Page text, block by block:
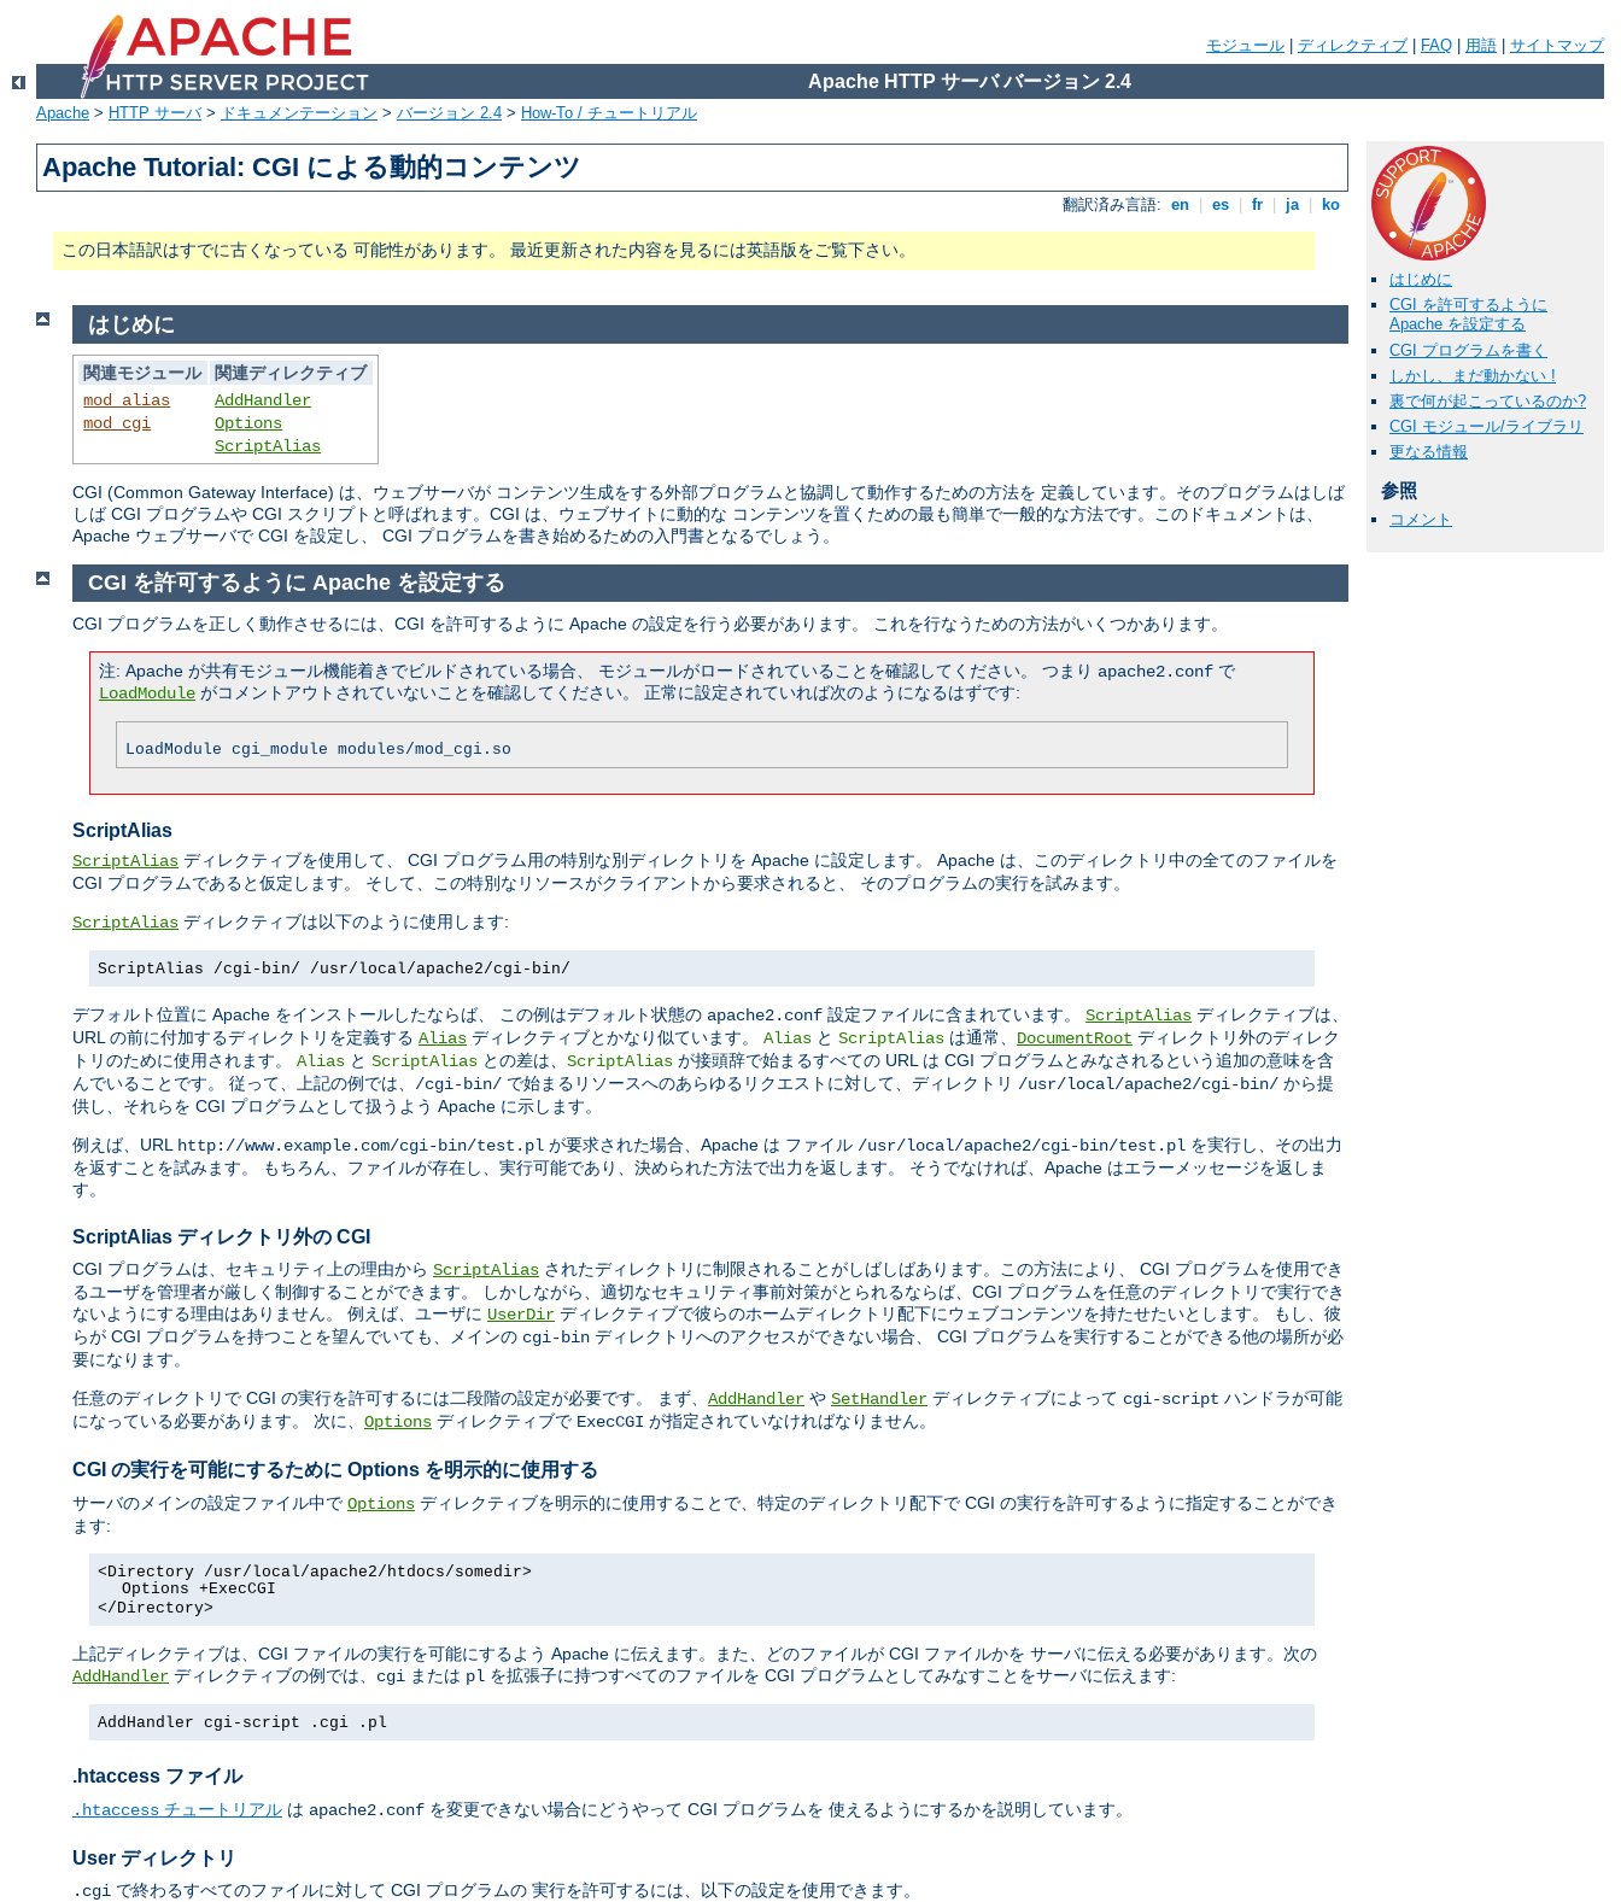
モジュール ディレクティブ FAQ 用語 サイトマップ
Apache HTTP サーバ バージョン 2.4
Apache > HTTP サーバ> ドキュメンテーション > バージョン 2.4 > How-To / チュートリアル
Apache Tutorial: CGI による動的コンテンツ
翻訳済み言語: en es fr ja ko
この日本語訳はすでに古くなっている 可能性があります。 最近更新された内容を見るには英語版をご覧下さい。
はじめに
CGI を許可するように
Apache を設定する
CGI プログラムを書く
しかし、まだ動かない !
裏で何が起こっているのか?
CGI モジュール/ライブラリ
更なる情報
参照
コメント
はじめに
関連モジュール
関連ディレクティブ
mod_alias
mod_cgi
AddHandler
Options
ScriptAlias
CGI (Common Gateway Interface) は、ウェブサーバが コンテンツ生成をする外部プログラムと協調して動作するための方法を 定義しています。そのプログラムはしば
しば CGI プログラムや CGI スクリプトと呼ばれます。CGI は、ウェブサイトに動的な コンテンツを置くための最も簡単で一般的な方法です。このドキュメントは、
Apache ウェブサーバで CGI を設定し、 CGI プログラムを書き始めるための入門書となるでしょう。
CGI を許可するように Apache を設定する
CGI プログラムを正しく動作させるには、CGI を許可するように Apache の設定を行う必要があります。 これを行なうための方法がいくつかあります。
注: Apache が共有モジュール機能着きでビルドされている場合、 モジュールがロードされていることを確認してください。 つまり apache2.conf で
LoadModule がコメントアウトされていないことを確認してください。 正常に設定されていれば次のようになるはずです:
LoadModule cgi_module modules/mod_cgi.so
ScriptAlias
ScriptAlias ディレクティブを使用して、 CGI プログラム用の特別な別ディレクトリを Apache に設定します。 Apache は、このディレクトリ中の全てのファイルを
CGI プログラムであると仮定します。 そして、この特別なリソースがクライアントから要求されると、 そのプログラムの実行を試みます。
ScriptAlias ディレクティブは以下のように使用します:
ScriptAlias /cgi-bin/ /usr/local/apache2/cgi-bin/
デフォルト位置に Apache をインストールしたならば、 この例はデフォルト状態の apache2.conf 設定ファイルに含まれています。 ScriptAlias ディレクティブは、
URL の前に付加するディレクトリを定義する Alias ディレクティブとかなり似ています。 Alias と ScriptAlias は通常、 DocumentRoot ディレクトリ外のディレク
トリのために使用されます。 Alias と ScriptAlias との差は、 ScriptAlias が接頭辞で始まるすべての URL は CGI プログラムとみなされるという追加の意味を含
んでいることです。 従って、上記の例では、 /cgi-bin/ で始まるリソースへのあらゆるリクエストに対して、ディレクトリ /usr/local/apache2/cgi-bin/ から提
供し、それらを CGI プログラムとして扱うよう Apache に示します。
例えば、URL http://www.example.com/cgi-bin/test.pl が要求された場合、Apache は ファイル /usr/local/apache2/cgi-bin/test.pl を実行し、その出力
を返すことを試みます。 もちろん、ファイルが存在し、実行可能であり、決められた方法で出力を返します。 そうでなければ、Apache はエラーメッセージを返しま
す。
ScriptAlias ディレクトリ外の CGI
CGI プログラムは、セキュリティ上の理由から ScriptAlias されたディレクトリに制限されることがしばしばあります。この方法により、 CGI プログラムを使用でき
るユーザを管理者が厳しく制御することができます。 しかしながら、適切なセキュリティ事前対策がとられるならば、CGI プログラムを任意のディレクトリで実行でき
ないようにする理由はありません。 例えば、ユーザに UserDir ディレクティブで彼らのホームディレクトリ配下にウェブコンテンツを持たせたいとします。 もし、彼
らが CGI プログラムを持つことを望んでいても、メインの cgi-bin ディレクトリへのアクセスができない場合、 CGI プログラムを実行することができる他の場所が必
要になります。
任意のディレクトリで CGI の実行を許可するには二段階の設定が必要です。 まず、 AddHandler や SetHandler ディレクティブによって cgi-script ハンドラが可能
になっている必要があります。 次に、 Options ディレクティブで ExecCGI が指定されていなければなりません。
CGI の実行を可能にするために Options を明示的に使用する
サーバのメインの設定ファイル中で Options ディレクティブを明示的に使用することで、特定のディレクトリ配下で CGI の実行を許可するように指定することができ
ます:
<Directory /usr/local/apache2/htdocs/somedir>
Options +ExecCGI
</Directory>
上記ディレクティブは、CGI ファイルの実行を可能にするよう Apache に伝えます。また、どのファイルが CGI ファイルかを サーバに伝える必要があります。次の
AddHandler ディレクティブの例では、 cgi または pl を拡張子に持つすべてのファイルを CGI プログラムとしてみなすことをサーバに伝えます:
AddHandler cgi-script .cgi .pl
.htaccess ファイル
.htaccess チュートリアル は apache2.conf を変更できない場合にどうやって CGI プログラムを 使えるようにするかを説明しています。
User ディレクトリ
.cgi で終わるすべてのファイルに対して CGI プログラムの 実行を許可するには、以下の設定を使用できます。